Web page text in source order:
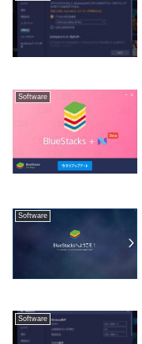
Software
Software
Software